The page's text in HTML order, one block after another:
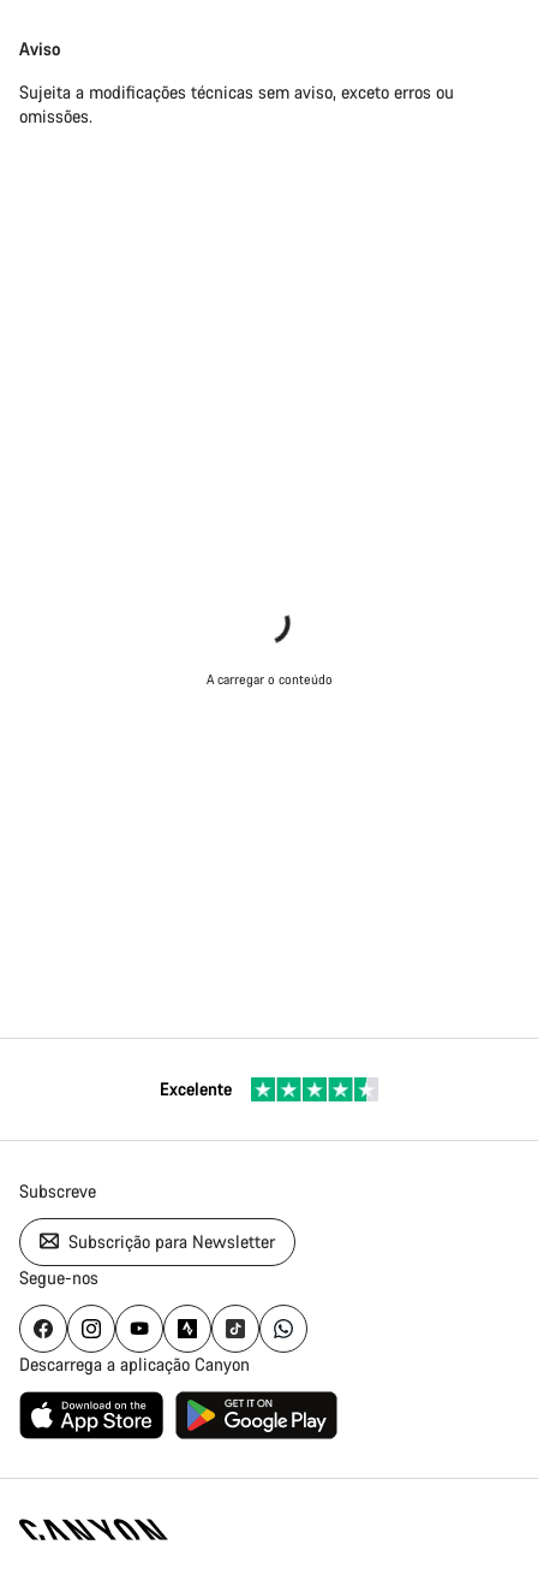
Aviso
Sujeita a modificações técnicas sem aviso, exceto erros ou
omissões.
A carregar o conteúdo
Excelente
Subscreve
Subscrição para Newsletter
Segue-nos
Descarrega a aplicação Canyon